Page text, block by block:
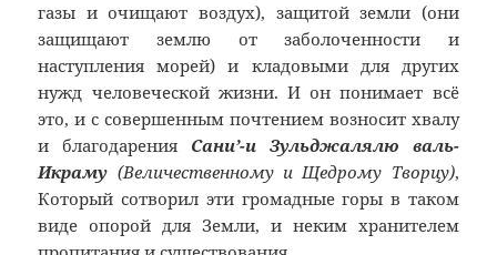
газы и очищают воздух), защитой земли (они
защищают землю от заболоченности и
наступления морей) и кладовыми для других
нужд человеческой жизни. И он понимает всё
это, и с совершенным почтением возносит хвалу
и благодарения Сани’-и Зульджалялю валь-
Икраму (Величественному и Щедрому Творцу),
Который сотворил эти громадные горы в таком
виде опорой для Земли, и неким хранителем